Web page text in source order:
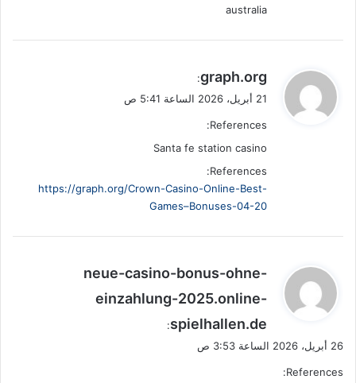
australia
ي
ق
ل
graph.org
:
21 أبريل، 2026 الساعة 5:41 ص
References:
Santa fe station casino
References:
https://graph.org/Crown-Casino-Online-Best-
Games–Bonuses-04-20
ي
ل
neue-casino-bonus-ohne-
einzahlung-2025.online-
spielhallen.de
:
26 أبريل، 2026 الساعة 3:53 ص
References: